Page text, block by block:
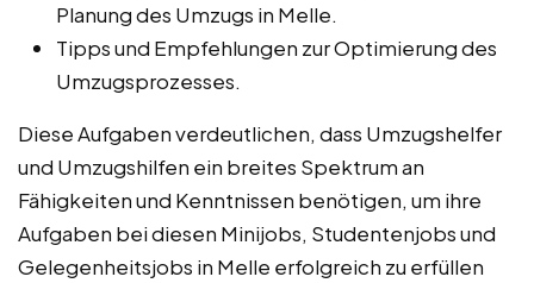
Planung des Umzugs in Melle.
Tipps und Empfehlungen zur Optimierung des
Umzugsprozesses.
Diese Aufgaben verdeutlichen, dass Umzugshelfer
und Umzugshilfen ein breites Spektrum an
Fähigkeiten und Kenntnissen benötigen, um ihre
Aufgaben bei diesen Minijobs, Studentenjobs und
Gelegenheitsjobs in Melle erfolgreich zu erfüllen